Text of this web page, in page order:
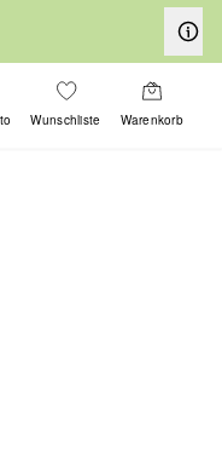
Wunschliste Warenkorb